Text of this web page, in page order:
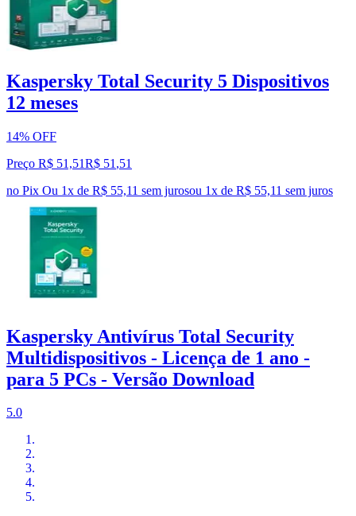
Kaspersky Total Security 5 Dispositivos
12 meses
14% OFF
Preço R$ 51,51R$ 51 ,51
no Pix Ou 1x de R$ 55,11 sem jurosou 1x de R$ 55,11 sem juros
Kaspersky Antivírus Total Security
Multidispositivos - Licença de 1 ano -
para 5 PCs - Versão Download
5.0